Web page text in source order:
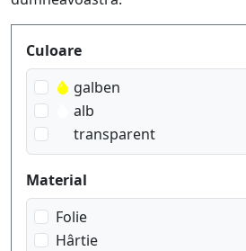
Produktfilter
Culoare
galben
alb
transparent
Material
Folie
Hârtie